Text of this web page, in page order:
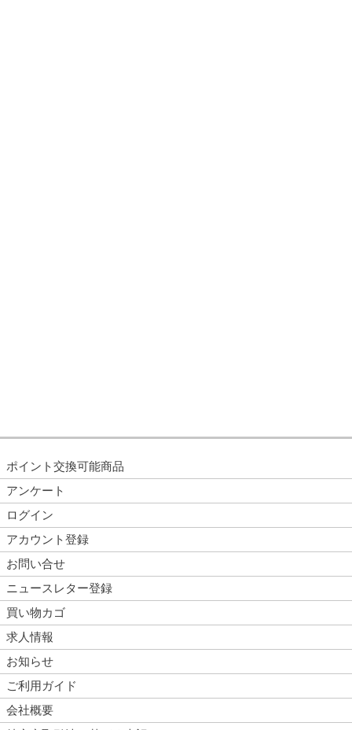
ポイント交換可能商品
アンケート
ログイン
アカウント登録
お問い合せ
ニュースレター登録
買い物カゴ
求人情報
お知らせ
ご利用ガイド
会社概要